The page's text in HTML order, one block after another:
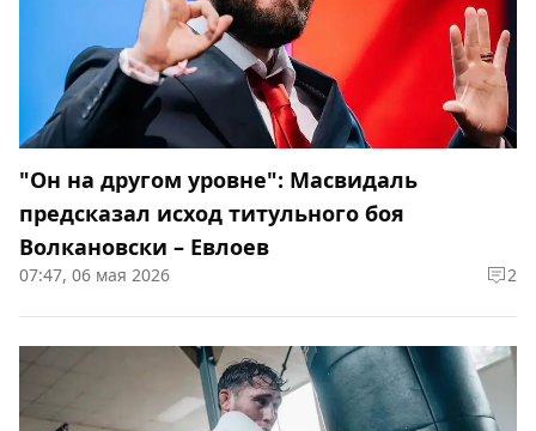
"Он на другом уровне": Масвидаль
предсказал исход титульного боя
Волкановски – Евлоев
07:47, 06 мая 2026 2